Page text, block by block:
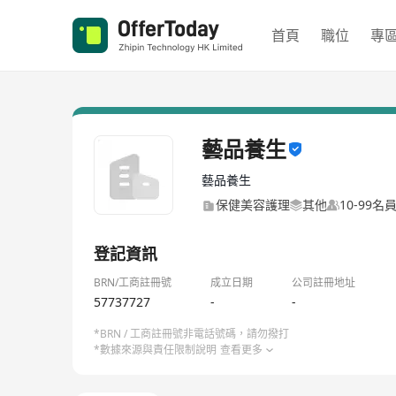
首頁 職位 專
藝品養生
藝品養生
保健美容護理
其他 10-99名
登記資訊
BRN/工商註冊號 成立日期 公司註冊地址
57737727 - -
*BRN / 工商註冊號非電話號碼，請勿撥打
*數據來源與責任限制說明 查看更多